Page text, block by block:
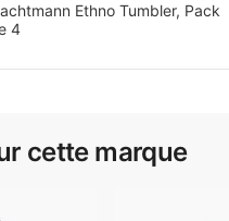
Ethno Tumbler, Pack
4
cette marque